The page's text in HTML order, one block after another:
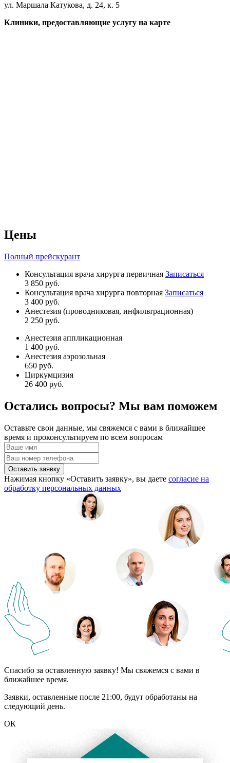
ул. Маршала Катукова, д. 24, к. 5
Клиники, предоставляющие услугу на карте
Цены
Полный прейскурант
Консультация врача хирурга первичная Записаться
3 850 руб.
Консультация врача хирурга повторная Записаться
3 400 руб.
Анестезия (проводниковая, инфильтрационная)
2 250 руб.
Анестезия аппликационная
1 400 руб.
Анестезия аэрозольная
650 руб.
Циркумцизия
26 400 руб.
Остались вопросы? Мы вам поможем
Оставьте свои данные, мы свяжемся с вами в ближайшее
время и проконсультируем по всем вопросам
Оставить заявку
Нажимая кнопку «Оставить заявку», вы даете согласие на
обработку персональных данных
Спасибо за оставленную заявку! Мы свяжемся с вами в
ближайшее время.
Заявки, оставленные после 21:00, будут обработаны на
следующий день.
ОК